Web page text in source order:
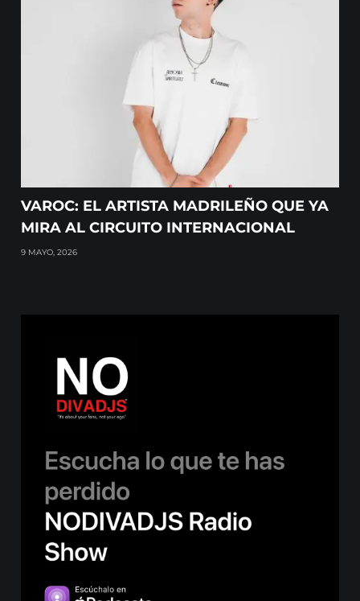
VAROC: EL ARTISTA MADRILEÑO QUE YA
MIRA AL CIRCUITO INTERNACIONAL
9 MAYO, 2026